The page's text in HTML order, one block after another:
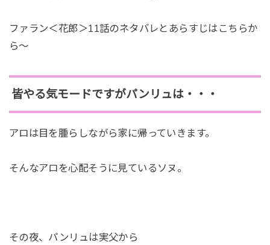
ファラン＜花郎＞11話のネタバレとあらすじはこちらか
ら～
皆やる気モードですがパンリュは・・・
アロは目を腫らしながら家に帰っていきます。
そんなアロを心配そうに見ているソヌ。
その夜、パンリュは実父から